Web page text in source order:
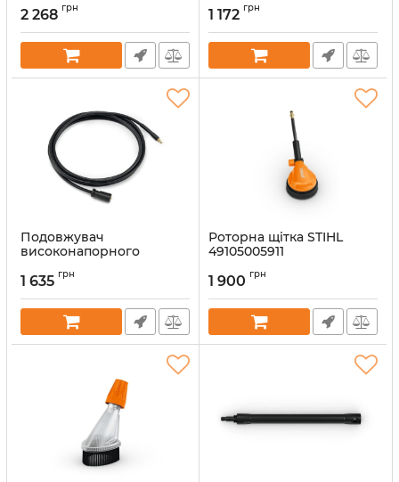
(49105003904)
Артикул: 64033
2 268 грн 1 172 грн
Подовжувач
високонапорного
(49105000801)
Артикул: 62384
1 635 грн
Роторна щітка STIHL
49105005911
1 900 грн